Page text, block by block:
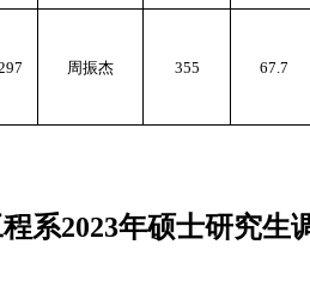
周振杰 355 67.7
系2023年硕士研究生